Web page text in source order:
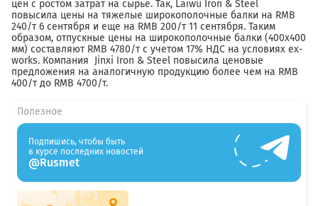
цен с ростом затрат на сырье. Так, Laiwu Iron & Steel
повысила цены на тяжелые широкополочные балки на RMB
240/т 6 сентября и еще на RMB 200/т 11 сентября. Таким
образом, отпускные цены на широкополочные балки (400х400
мм) составляют RMB 4780/т с учетом 17% НДС на условиях ex-
works. Компания Jinxi Iron & Steel повысила ценовые
предложения на аналогичную продукцию более чем на RMB
400/т до RMB 4700/т.
Полезное
Подпишись, чтобы быть
в курсе последних новостей
@Rusmet